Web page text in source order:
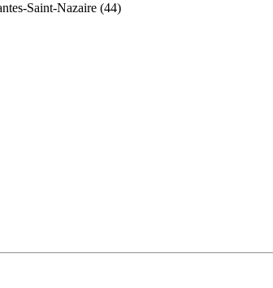
Saint-Nazaire (44)